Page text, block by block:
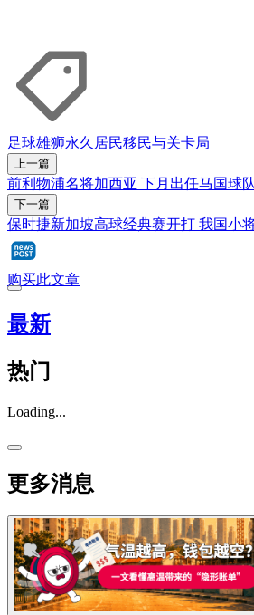
足球雄狮永久居民移民与关卡局
上一篇
前利物浦名将加西亚 下月出任马国球
下一篇
保时捷新加坡高球经典赛开打 我国小
购买此文章
最新
热门
Loading...
更多消息